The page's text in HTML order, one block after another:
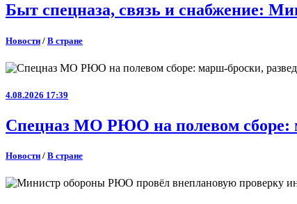
Быт спецназа, связь и снабжение:
Новости / В стране
4.08.2026 17:39
Спецназ МО РЮО на полевом сборе:
Новости / В стране